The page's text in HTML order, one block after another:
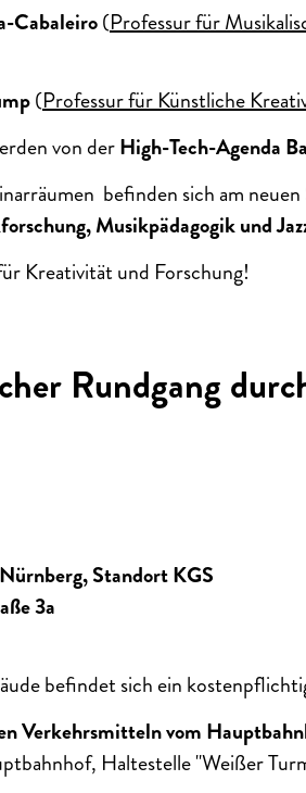
Cabaleiro(Professur für
(Professur für Künstliche
von derHigh-Tech-Agenda
befinden sich am
Musikpädagogik und
Kreativität und Forschung!
Rundgang
Standort KGS
3a
befindet sich ein
Verkehrsmitteln vom
Haltestelle "Weißer